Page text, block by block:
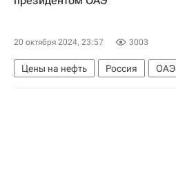
20 октября 2024, 23:57 3003
Цены на нефть Россия ОАЭ
Мухаммед бен Заид Аль Нахайян